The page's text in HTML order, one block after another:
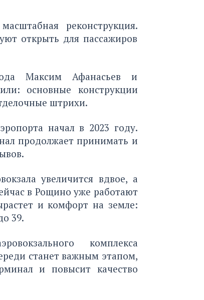
реконструкция.
открыть для пассажиров
Максим Афанасьев и
основные конструкции
штрихи.
начал в 2023 году.
продолжает принимать и
увеличится вдвое, а
в Рощино уже работают
и комфорт на земле:
39.
комплекса
станет важным этапом,
и повысит качество